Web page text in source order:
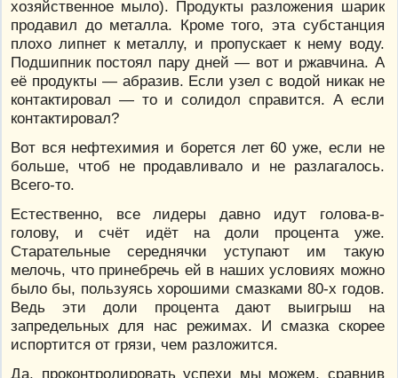
хозяйственное мыло). Продукты разложения шарик
продавил до металла. Кроме того, эта субстанция
плохо липнет к металлу, и пропускает к нему воду.
Подшипник постоял пару дней — вот и ржавчина. А
её продукты — абразив. Если узел с водой никак не
контактировал — то и солидол справится. А если
контактировал?
Вот вся нефтехимия и борется лет 60 уже, если не
больше, чтоб не продавливало и не разлагалось.
Всего-то.
Естественно, все лидеры давно идут голова-в-
голову, и счёт идёт на доли процента уже.
Старательные середнячки уступают им такую
мелочь, что принебречь ей в наших условиях можно
было бы, пользуясь хорошими смазками 80-х годов.
Ведь эти доли процента дают выигрыш на
запредельных для нас режимах. И смазка скорее
испортится от грязи, чем разложится.
Да, проконтролировать успехи мы можем, сравнив